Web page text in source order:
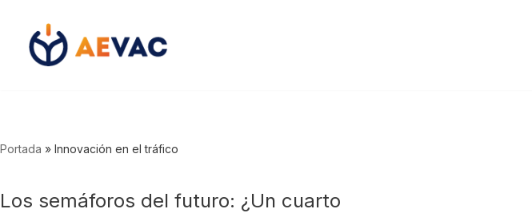
Saltar
Portada » Innovación en el tráfico
Los semáforos del futuro: ¿Un cuarto